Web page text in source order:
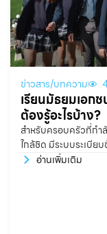
ข่าวสาร/บทความ
เรียนมัธยมเอก
ต้องรู้อะไรบ้าง?
สำหรับครอบครัวที่กำ
ใกล้ชิด มีระบบระเบีย
อย่างจริงจังทั้งด้านวิช
อ่านเพิ่มเติม